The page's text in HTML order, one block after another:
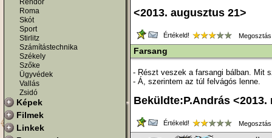
Rendőr
Roma
Skót
Sport
Stirlitz
Számítástechnika
Székely
Szőke
Ügyvédek
Vallás
Zsidó
Képek
Filmek
Linkek
<2013. augusztus 21>
Értékeld!
Farsang
- Részt veszek a farsangi bálban. Mit
- Á, szerintem az túl felvágós lenne.
Beküldte:P.András <2013.
Értékeld!